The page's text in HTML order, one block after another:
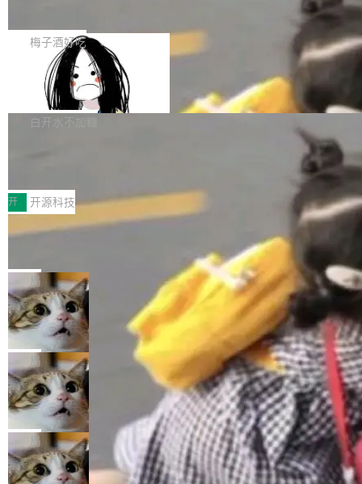
提交的编辑请求也长期处于待处理状态。 Groki
pedia 于去年底上线，定位为由人工智能生成内
容的百科平台，被马斯克视为传统众包百科网站
维基百科的替代方案。Lawfare 调查发现，无论
热门页面还是低关注度页面，均未出现近期更
是这样的：配 MessageSource 的 Bean、写 R
eloadableResourceBundleMessageSource、
声明 LocaleResolver、注册 LocaleChangeInt
erceptor…五六步之后才能看到第一行翻译文
本。 Solon 换了个方式。整个 i18n 模块围绕三
梅子酒好吃
Apache Doris 4.1 全面增强 Iceberg：
支持 UPDATE、MERGE INTO 与 Iceb
erg V3
Apache Doris 4.1 要补齐的，正是缺失的那一
半。在已有查询能力的基础上，Doris 进一步支
常维护操作，并完整支持 Iceberg V3 格式。
白开水不加糖
村国家自主创新示范区会议中心开幕。本届大会
由中关村智联软件服务业质量创新联盟主办，以
“智构可信·质创未来——AI原生时代的质量新范
式”为主题，直面AI从实验室走向规模化产业落地
的核心质量命题。会上，《2026智能研发生产力
工具选型手册》发布，Testin云测的Testin XAge
nt智能测试系统入选AI测试领域代表产品。对CI
O而言，这提示了一个转变：AI测试正在从效率
工具升级为企业的质量基础设施。 CIO面对的新
现实 过去两年，CIO们的焦虑清单上多了两项：
一是如何让大模型和智能体应用安全地从PoC走
向生产，二是如何让测试团队跟得上AI应用...
开 开源科技
让非法状态不可表示：一篇关于 ADT
有一种东西，一旦用过就回不去了。Alex Fedos
eev 管它叫"软件设计的基石"。 他说的东西不新
鲜——代数数据类型（ADT），尤其是和类型
（sum type）。但他说清楚了一件事：这不是类
型系统的学术体操，是日常编码的思维方式。 文
章从一个简单的例子切入。一个网站的深色主题
设置，如果用布尔值 + 可空字段来表示——bool
ean 表示是否可切换，nullable 的默认模式、浅
色方案、深色方案——会产生大量无意义的组
合。方案缺了、配置冲突了、全 null 了。要知道
哪些组合有效，作者说，你得靠"文档、校验、或
者部落知识"。 换个写法。Rust 的 enum，两个
局
Cloudflare 开源内部企业 AI 平台 Clou
dflare OS
Cloudflare 发布了一个开源项目 Cloudflare O
S。如果你只看官方博客，你会觉得这是又一
个"AI 知识库 + 聊天机器人"——每个大厂都在
做，没什么新鲜的。 但 Kenton Varda 在 Twitte
r 上把事情说清楚了： 今天我们发布了 Cloudfla
re OS，一个带连接器的聊天机器人，跟其他所
有科技公司做的一样。只不过，实际上它不一
样。这是 Sandstorm.io 的重制版，我十年前的
局
Deno 团队开源 Celld，可自托管的分
布式 Durable Objects
Ryan Dahl 领导的 Deno 团队推出了最新开源项
目 Celld，一个能在自己机器上运行 Cloudflare
Workers 和 Durable Objects 的守护进程。 设
计思路很直接：每个对象是一个独立的 SQLite
局
鲁大师7月新机性能/流畅/AI榜：vivo夺